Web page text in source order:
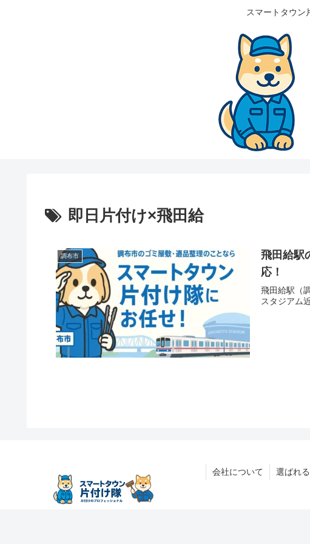
スマートタウン
即日片付け×飛田給
調布市
飛田給駅
応！
飛田給駅（
スタジアム
会社について 選ばれ